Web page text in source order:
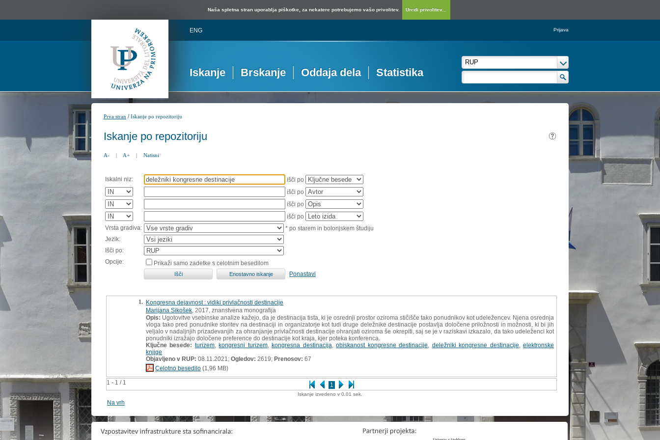
Naša spletna stran uporablja piškotke, za nekatere potrebujemo vašo privolitev. Uredi privolitev...
ENG Prijava
Iskanje Brskanje Oddaja dela Statistika
Prva stran /Iskanje po repozitoriju
Iskanje po repozitoriju
A- | A+ | Natisni
Iskalni niz:
išči po
išči po
išči po
išči po
Vrsta gradiva:
* po starem in bolonjskem študiju
Jezik:
Išči po:
Opcije:
Prikaži samo zadetke s celotnim besedilom
Ponastavi
1 - 1 / 1 1
1. Kongresna dejavnost : vidiki privlačnosti destinacije
Marijana Sikošek , 2017, znanstvena monografija
Opis: Ugotovitve vsebinske analize kažejo, da je destinacija tista, ki je osrednji prostor oziroma stičišče tako ponudnikov kot udeležencev. Njena osrednja
vloga tako pred ponudnike storitev na destinaciji in organizatorje kot tudi druge deležnike destinacije postavlja določene priložnosti in možnosti, ki bi jih
veljalo v nadaljnjih prizadevanjih za ohranjanje privlačnosti destinacije ohranjati oziroma še okrepiti, saj se je v raziskavi izkazalo, da tako udeleženci kot
ponudniki izražajo določene preference do destinacije kot kraja, kjer poteka konferenca.
Ključne besede: turizem,kongresni turizem,kongresna destinacija ,obiskanost kongresne destinacije deležniki kongresne destinacije ,elektronske
knjige
Objavljeno v RUP: 08.11.2021; Ogledov: 2619; Prenosov: 67
Celotno besedilo (1,96 MB)
Iskanje izvedeno v 0.01 sek.
Na vrh